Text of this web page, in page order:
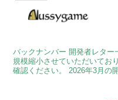
バックナンバー 開発者レター
規模縮小させていただいてお
確認ください。 2026年3月の